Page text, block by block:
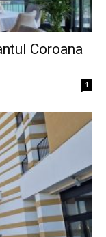
Coroana
1